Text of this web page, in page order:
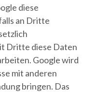
diese
an Dritte
Dritte diese Daten
Google wird
mit anderen
bringen. Das